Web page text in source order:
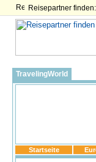
Reisepartner
TravelingWorld
Startseite